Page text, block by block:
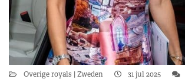
Overige royals Zweden 31 jul 2025